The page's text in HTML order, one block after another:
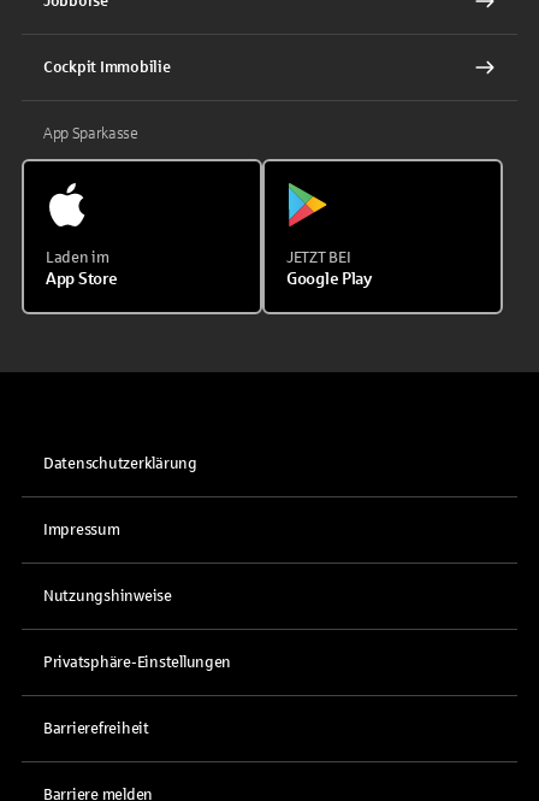
Cockpit Immobilie
App Sparkasse
Laden im
App Store
JETZT BEI
Google Play
Datenschutzerklärung
Impressum
Nutzungshinweise
Privatsphäre-Einstellungen
Barrierefreiheit
Barriere melden